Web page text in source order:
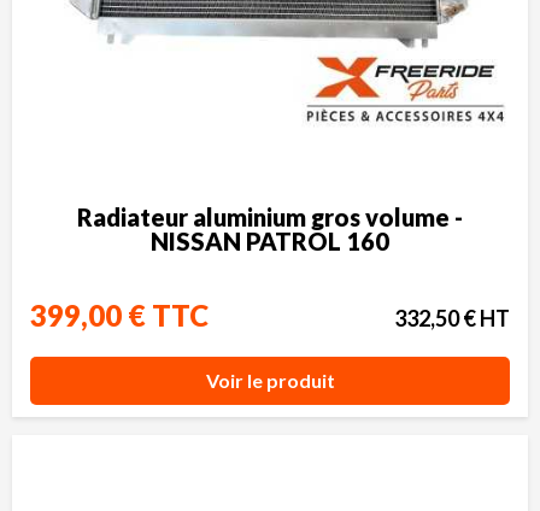
Radiateur aluminium gros volume -
NISSAN PATROL 160
399,00 € TTC 332,50 € HT
Voir le produit